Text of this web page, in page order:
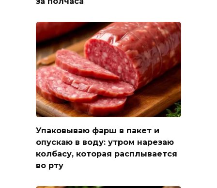
Упаковываю фарш в пакет и
опускаю в воду: утром нарезаю
колбасу, которая расплывается
во рту